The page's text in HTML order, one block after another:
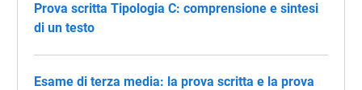
Prova scritta Tipologia C: comprensione e sintesi
di un testo
Esame di terza media: la prova scritta e la prova